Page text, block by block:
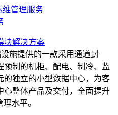
维管理服务
块解决方案
施提供的一款采用通道封
预制的机柜、配电、制冷、监
的独立的小型数据中心，为客
心整体产品及交付，全面提升
水平。